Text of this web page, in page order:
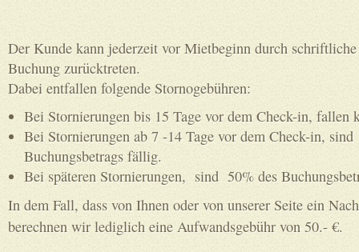
Der Kunde kann jederzeit vor Mietbeginn durch
Buchung zurücktreten.
Dabei entfallen folgende Stornogebühren:
Bei Stornierungen bis 15 Tage vor dem Check-in, fallen
Bei Stornierungen ab 7 -14 Tage vor dem Check-in,
Buchungsbetrags fällig.
Bei späteren Stornierungen, sind 50% des
In dem Fall, dass von Ihnen oder von unserer Seite ein
berechnen wir lediglich eine Aufwandsgebühr von 50.- €.